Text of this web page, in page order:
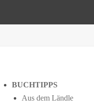
BUCHTIPPS
Aus dem Ländle